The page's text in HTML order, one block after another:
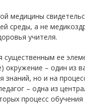
медицины
а не
учителя.
существенным ее
– один
знаний, но и на
– одна из
процесс обучения